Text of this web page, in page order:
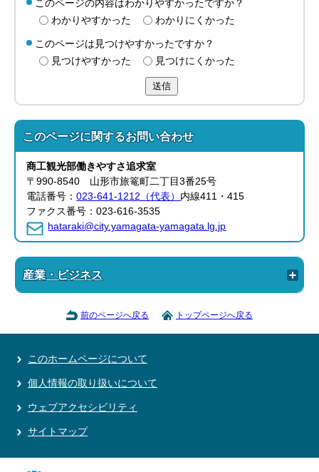
このページの内容はわかりやすかったですか？
わかりやすかった
わかりにくかった
このページは見つけやすかったですか？
見つけやすかった
見つけにくかった
送信
このページに関するお問い合わせ
商工観光部働きやすさ追求室
〒990-8540 山形市旅篭町二丁目3番25号
電話番号：023-641-1212（代表） 内線411・415
ファクス番号：023-616-3535
hataraki@city.yamagata-yamagata.lg.jp
産業・ビジネス
前のページへ戻る トップページへ戻る
このホームページについて
個人情報の取り扱いについて
ウェブアクセシビリティ
サイトマップ